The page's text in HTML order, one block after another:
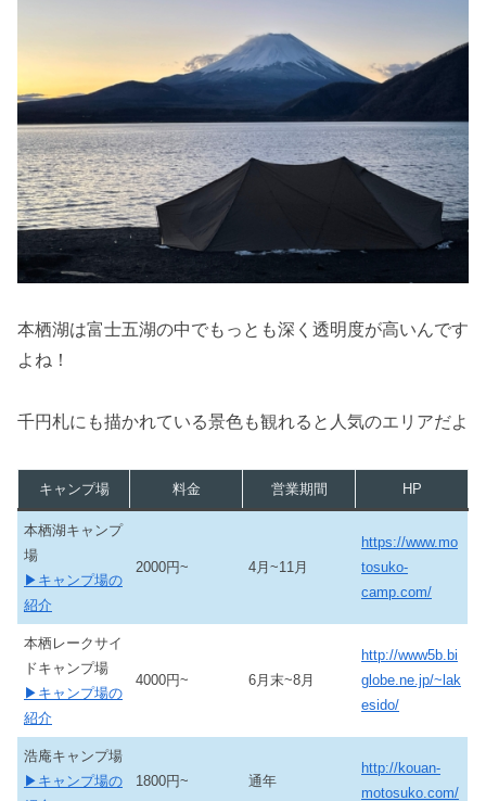
本栖湖は富士五湖の中でもっとも深く透明度が高いんです
よね！
千円札にも描かれている景色も観れると人気のエリアだよ
キャンプ場 料金 営業期間 HP
本栖湖キャンプ
場
▶キャンプ場の
紹介
2000円~ 4月~11月
https://www.mo
tosuko-
camp.com/
本栖レークサイ
ドキャンプ場
▶キャンプ場の
紹介
4000円~ 6月末~8月
http://www5b.bi
globe.ne.jp/~lak
esido/
浩庵キャンプ場
▶キャンプ場の
1800円~ 通年
http://kouan-
motosuko.com/